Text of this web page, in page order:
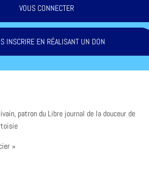
VOUS CONNECTER
INSCRIRE EN RÉALISANT UN DON
patron du Libre journal de la douceur de
»